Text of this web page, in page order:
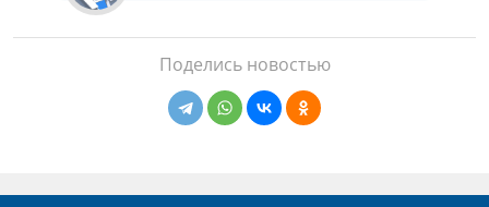
Поделись новостью